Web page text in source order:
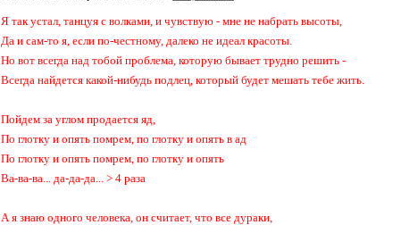
Я так устал, танцуя с волками, и чувствую - мне не набрать высоты,
Да и сам-то я, если по-честному, далеко не идеал красоты.
Но вот всегда над тобой проблема, которую бывает трудно решить -
Всегда найдется какой-нибудь подлец, который будет мешать тебе жить.
Пойдем за углом продается яд,
По глотку и опять помрем, по глотку и опять в ад
По глотку и опять помрем, по глотку и опять
Ва-ва-ва... да-да-да... > 4 раза
А я знаю одного человека, он считает, что все дураки,